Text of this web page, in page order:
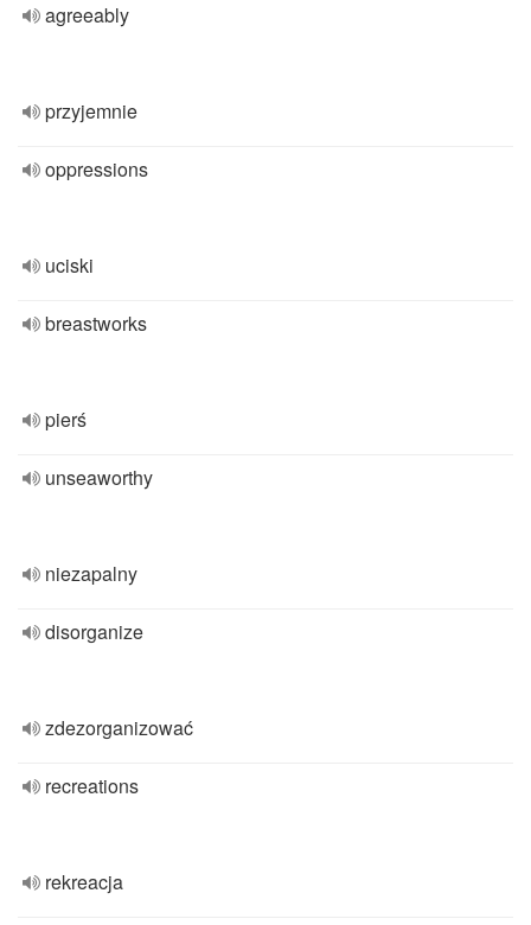
agreeably
przyjemnie
oppressions
uciski
breastworks
pierś
unseaworthy
niezapalny
disorganize
zdezorganizować
recreations
rekreacja